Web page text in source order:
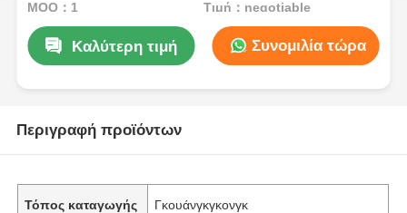
MOQ：1 Τιμή：negotiable
Καλύτερη τιμή Συνομιλία τώρα
Περιγραφή προϊόντων
Τόπος καταγωγής Γκουάνγκγκονγκ